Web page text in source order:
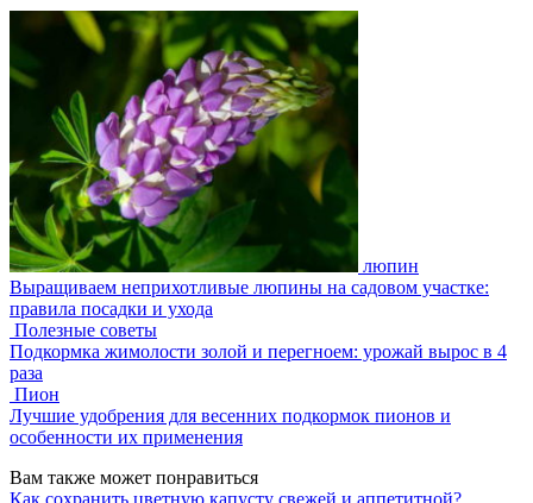
люпин
Выращиваем неприхотливые люпины на садовом участке:
правила посадки и ухода
Полезные советы
Подкормка жимолости золой и перегноем: урожай вырос в 4
раза
Пион
Лучшие удобрения для весенних подкормок пионов и
особенности их применения
Вам также может понравиться